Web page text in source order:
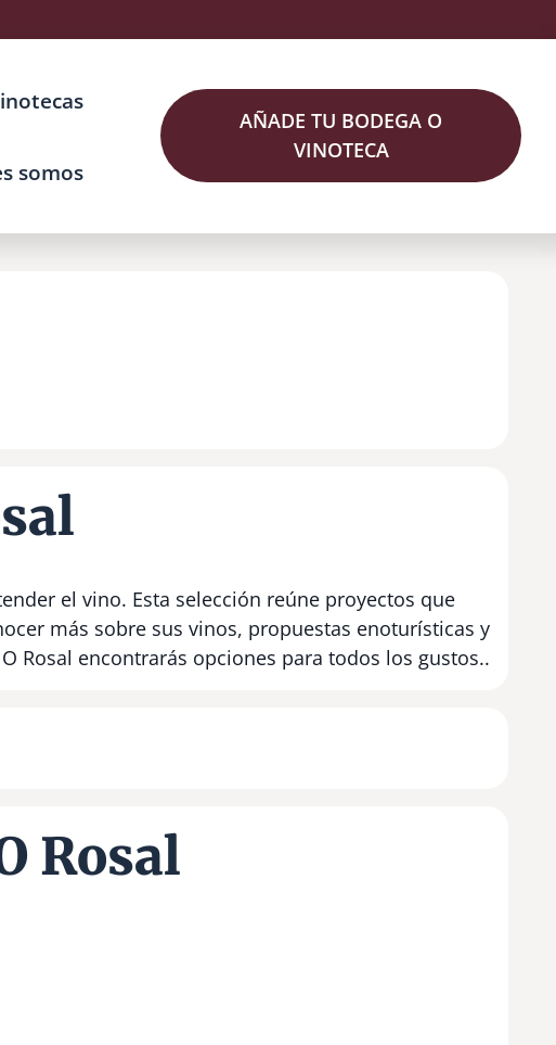
somos
AÑADE TU BODEGA O
VINOTECA
el vino. Esta selección reúne proyectos que
más sobre sus vinos, propuestas enoturísticas y
Rosal encontrarás opciones para todos los gustos..
Rosal